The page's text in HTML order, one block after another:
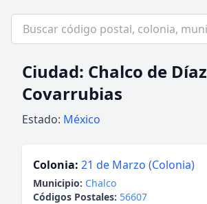
Ciudad: Chalco de Díaz
Covarrubias
Estado: México
Colonia: 21 de Marzo (Colonia)
Municipio: Chalco
Códigos Postales: 56607